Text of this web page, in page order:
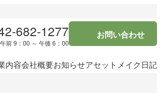
682-1277
前 9：00 ～ 午後 6：00
お問い合わせ
内容会社概要お知らせアセットメイク日記